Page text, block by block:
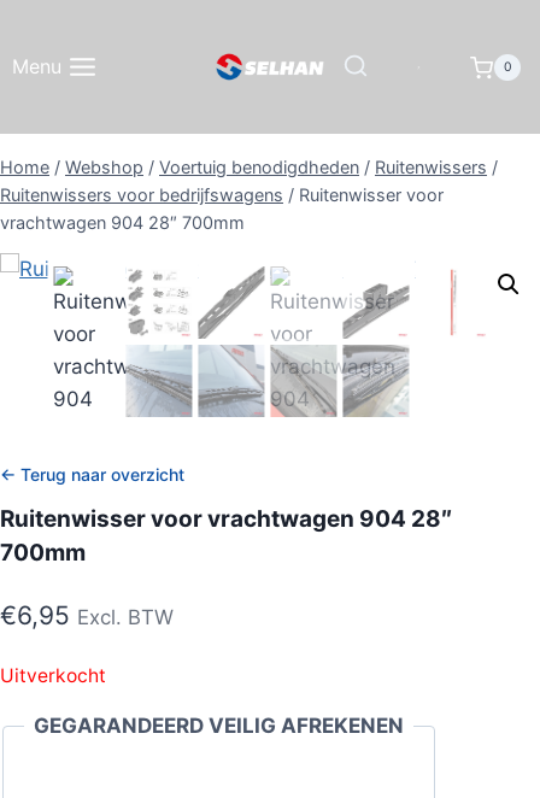
inhoud
Menu 0
Home / Webshop / Voertuig benodigdheden / Ruitenwissers /
Ruitenwissers voor bedrijfswagens / Ruitenwisser voor
vrachtwagen 904 28″ 700mm
← Terug naar overzicht
Ruitenwisser voor vrachtwagen 904 28″
700mm
€6,95 Excl. BTW
Uitverkocht
GEGARANDEERD VEILIG AFREKENEN